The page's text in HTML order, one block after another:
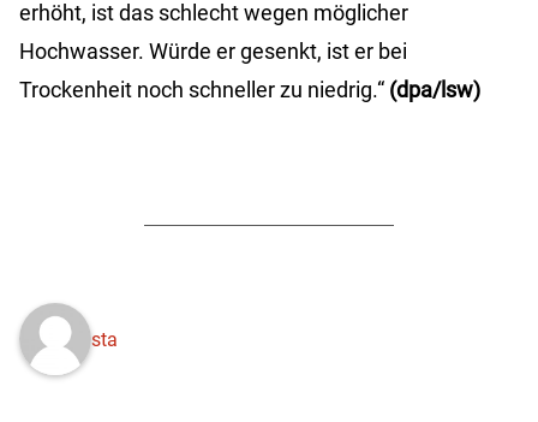
erhöht, ist das schlecht wegen möglicher
Hochwasser. Würde er gesenkt, ist er bei
Trockenheit noch schneller zu niedrig.“ (dpa/lsw)
sta